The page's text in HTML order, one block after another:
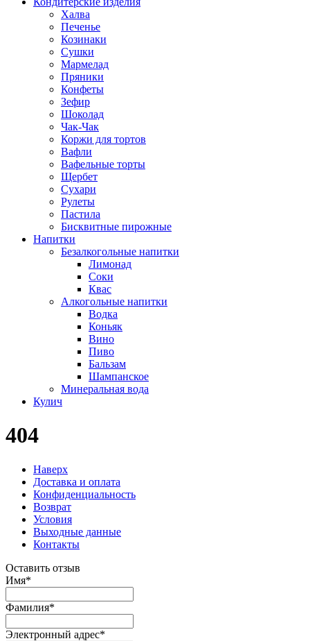
Халва
Печенье
Козинаки
Сушки
Мармелад
Пряники
Конфеты
Зефир
Шоколад
Чак-Чак
Коржи для тортов
Вафли
Вафельные торты
Щербет
Сухари
Рулеты
Пастила
Бисквитные пирожные
Напитки
Безалкогольные напитки
Лимонад
Соки
Квас
Алкогольные напитки
Водка
Коньяк
Вино
Пиво
Бальзам
Шампанское
Минеральная вода
Кулич
404
Наверх
Доставка и оплата
Конфиденциальность
Возврат
Условия
Выходные данные
Контакты
Оставить отзыв
Имя*
Фамилия*
Электронный адрес*